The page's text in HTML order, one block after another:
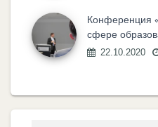
Конференция
сфере
22.10.2020